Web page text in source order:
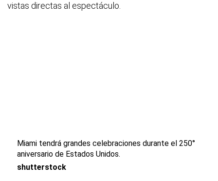
vistas directas al espectáculo.
Miami tendrá grandes celebraciones durante el 250°
aniversario de Estados Unidos.
shutterstock